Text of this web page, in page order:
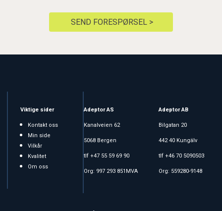
SEND FORESPØRSEL >
Viktige sider
Kontakt oss
Min side
Vilkår
Kvalitet
Om oss
Adeptor AS
Kanalveien 62
5068 Bergen
tlf +47 55 59 69 90
Org: 997 293 851MVA
Adeptor AB
Bilgatan 20
442 40 Kungälv
tlf +46 70 5090503
Org: 559280-9148